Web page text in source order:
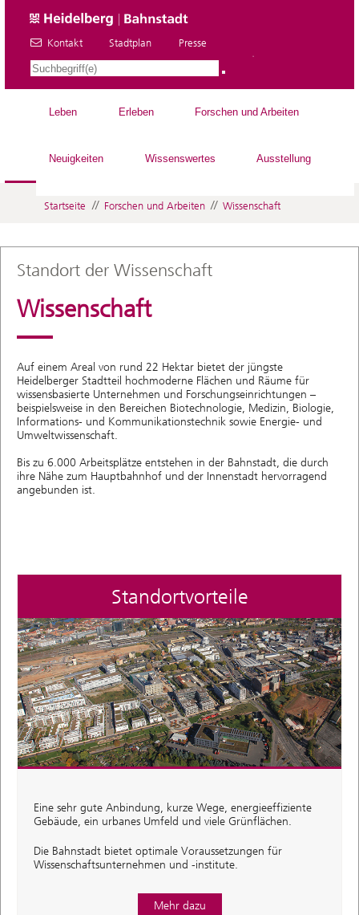
Kontakt Stadtplan Presse
Leben Erleben Forschen und Arbeiten
Neuigkeiten Wissenswertes Ausstellung
Startseite // Forschen und Arbeiten // Wissenschaft
Standort der Wissenschaft
Wissenschaft
Auf einem Areal von rund 22 Hektar bietet der jüngste
Heidelberger Stadtteil hochmoderne Flächen und Räume für
wissensbasierte Unternehmen und Forschungseinrichtungen –
beispielsweise in den Bereichen Biotechnologie, Medizin, Biologie,
Informations- und Kommunikationstechnik sowie Energie- und
Umweltwissenschaft.
Bis zu 6.000 Arbeitsplätze entstehen in der Bahnstadt, die durch
ihre Nähe zum Hauptbahnhof und der Innenstadt hervorragend
angebunden ist.
Standortvorteile
Eine sehr gute Anbindung, kurze Wege, energieeffiziente
Gebäude, ein urbanes Umfeld und viele Grünflächen.
Die Bahnstadt bietet optimale Voraussetzungen für
Wissenschaftsunternehmen und -institute.
Mehr dazu